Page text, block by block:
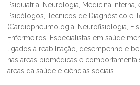
Psiquiatria, Neurologia, Medicina Interna,
Psicólogos, Técnicos de Diagnóstico e
(Cardiopneumologia, Neurofisiologia,
Enfermeiros, Especialistas em saúde
ligados à reabilitação, desempenho e
nas áreas biomédicas e
áreas da saúde e ciências sociais.